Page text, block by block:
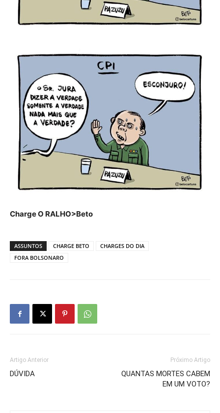
Charge O RALHO>Beto
ASSUNTOS CHARGE BETO
CHARGES DO DIA
FORA BOLSONARO
Artigo Anterior
DÚVIDA
Próximo Artigo
QUANTAS MORTES CABEM
EM UM VOTO?